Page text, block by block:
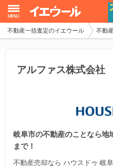
不動産一括査定のイエウール 不動
アルファス株式会
岐阜市の不動産のことなら地
まで！
不動産売却なら ハウスドゥ 岐
イエウール加盟希望の不動産
不動産の売却・一括査定
家査定シミュレーター
お問い合わせ